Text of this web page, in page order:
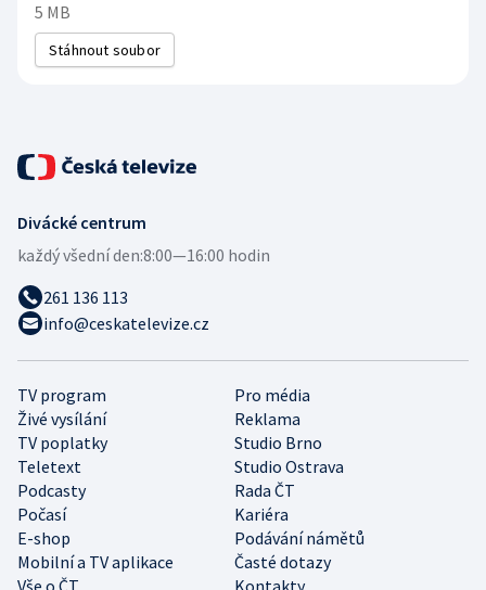
5 MB
Stáhnout soubor
Divácké centrum
každý všední den:8:00—16:00 hodin
261 136 113
info@ceskatelevize.cz
TV program
Pro média
Živé vysílání
Reklama
TV poplatky
Studio Brno
Teletext
Studio Ostrava
Podcasty
Rada ČT
Počasí
Kariéra
E-shop
Podávání námětů
Mobilní a TV aplikace
Časté dotazy
Vše o ČT
Kontakty